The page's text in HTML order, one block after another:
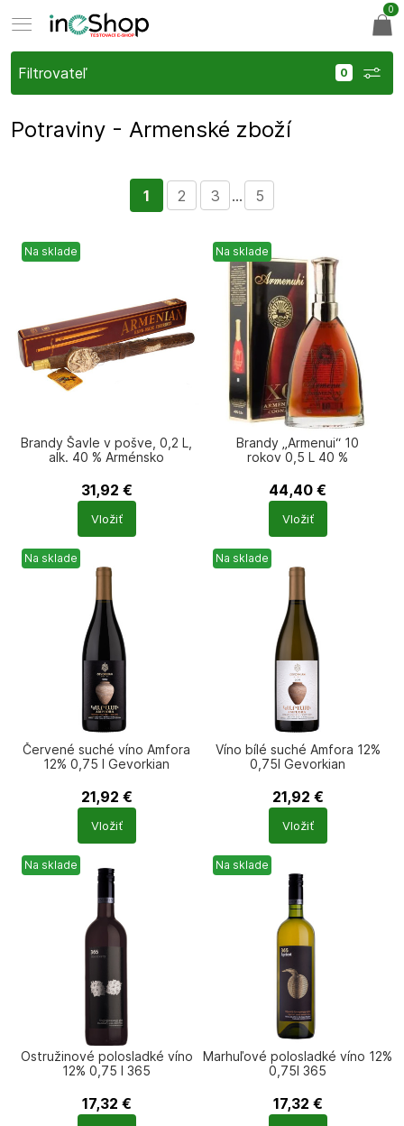
Filtrovateľ
Potraviny - Armenské zboží
1 2 3 ... 5
Na sklade
Brandy Šavle v pošve, 0,2 L,
alk. 40 % Arménsko
31,92 €
Počet
produktů
Vložiť
Na sklade
Brandy „Armenui“ 10
rokov 0,5 L 40 %
44,40 €
Počet
produktů
Vložiť
Na sklade
Červené suché víno Amfora
12% 0,75 l Gevorkian
21,92 €
Počet
produktů
Vložiť
Na sklade
Víno bílé suché Amfora 12%
0,75l Gevorkian
21,92 €
Počet
produktů
Vložiť
Na sklade
Ostružinové polosladké víno
12% 0,75 l 365
17,32 €
Počet
Na sklade
Marhuľové polosladké víno 12%
0,75l 365
17,32 €
Počet
0